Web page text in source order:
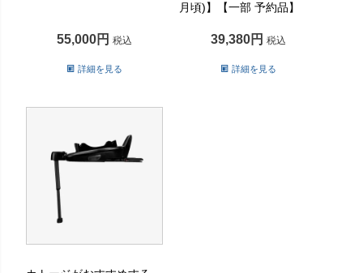
55,000 税込
詳細を見る
月頃)】【一部 予約品】
39,380 税込
詳細を見る